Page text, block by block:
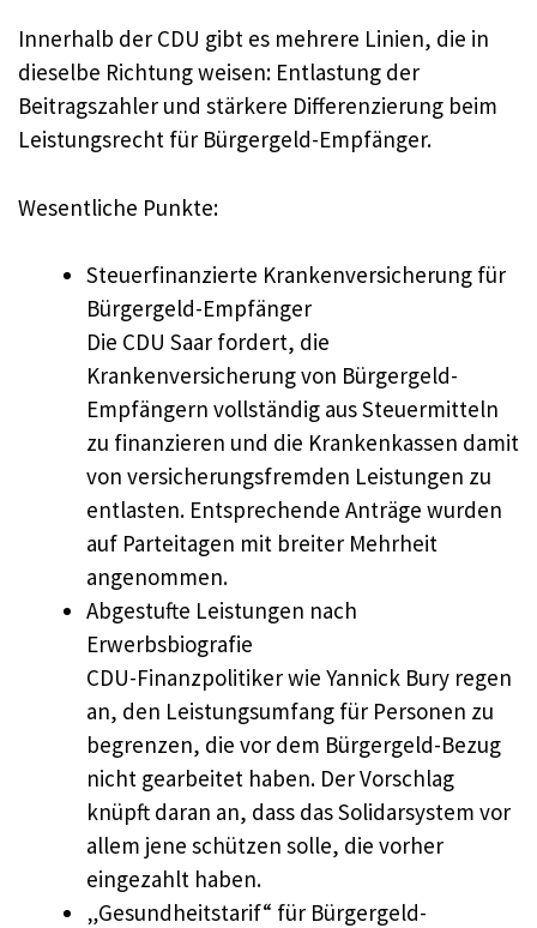
Innerhalb der CDU gibt es mehrere Linien, die in
dieselbe Richtung weisen: Entlastung der
Beitragszahler und stärkere Differenzierung beim
Leistungsrecht für Bürgergeld-Empfänger.
Wesentliche Punkte:
Steuerfinanzierte Krankenversicherung für
Bürgergeld-Empfänger
Die CDU Saar fordert, die
Krankenversicherung von Bürgergeld-
Empfängern vollständig aus Steuermitteln
zu finanzieren und die Krankenkassen damit
von versicherungsfremden Leistungen zu
entlasten. Entsprechende Anträge wurden
auf Parteitagen mit breiter Mehrheit
angenommen.
Abgestufte Leistungen nach
Erwerbsbiografie
CDU-Finanzpolitiker wie Yannick Bury regen
an, den Leistungsumfang für Personen zu
begrenzen, die vor dem Bürgergeld-Bezug
nicht gearbeitet haben. Der Vorschlag
knüpft daran an, dass das Solidarsystem vor
allem jene schützen solle, die vorher
eingezahlt haben.
„Gesundheitstarif“ für Bürgergeld-